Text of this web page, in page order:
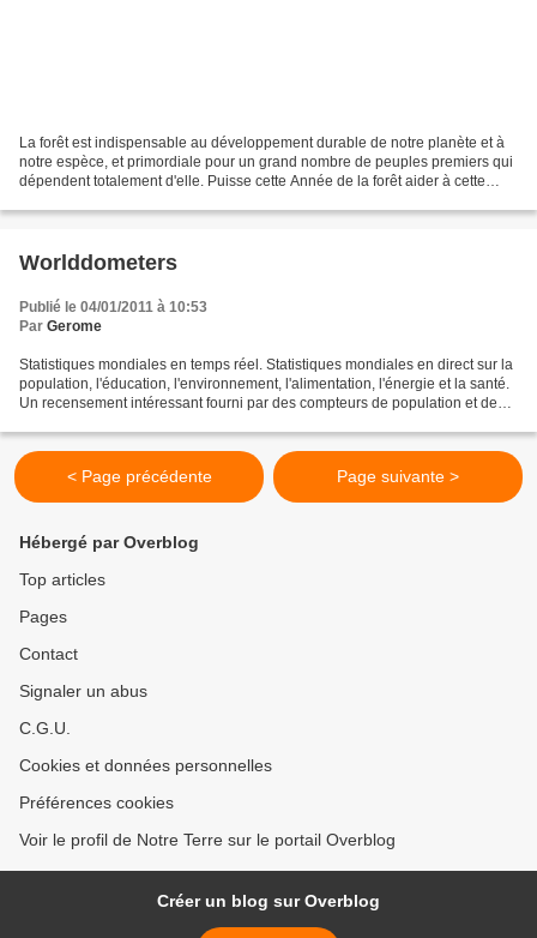
La forêt est indispensable au développement durable de notre planète et à
notre espèce, et primordiale pour un grand nombre de peuples premiers qui
dépendent totalement d'elle. Puisse cette Année de la forêt aider à cette
Worlddometers
Publié le 04/01/2011 à 10:53
Par Gerome
Statistiques mondiales en temps réel. Statistiques mondiales en direct sur la
population, l'éducation, l'environnement, l'alimentation, l'énergie et la santé.
Un recensement intéressant fourni par des compteurs de population et de
< Page précédente Page suivante >
Hébergé par Overblog
Top articles
Pages
Contact
Signaler un abus
C.G.U.
Cookies et données personnelles
Préférences cookies
Voir le profil de Notre Terre sur le portail Overblog
Créer un blog sur Overblog